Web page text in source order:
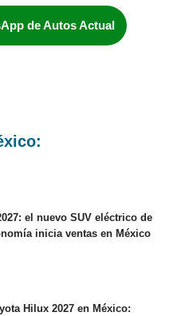
de Autos Actual
el nuevo SUV eléctrico de
inicia ventas en México
Hilux 2027 en México: